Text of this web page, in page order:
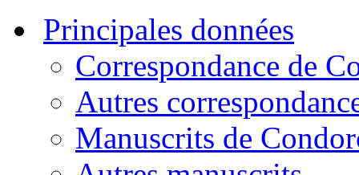
Principales données
Correspondance de
Autres
Manuscrits de